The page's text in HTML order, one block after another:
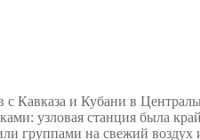
с Кавказа и Кубани в
узловая станция была
группами на свежий воздух